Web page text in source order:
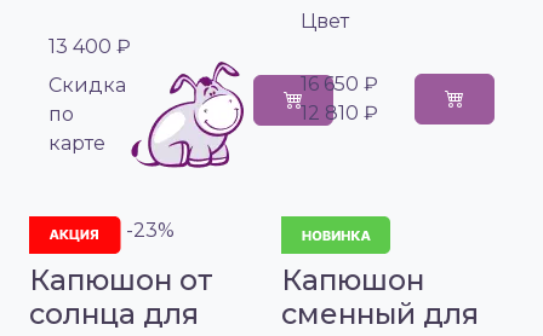
13 400 ₽
Cкидка
по
карте
Цвет
16 650 ₽
12 810 ₽
-23%
Капюшон от
солнца для
Капюшон
сменный для